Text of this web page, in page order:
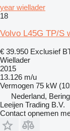
year wiellader
18
Volvo L45G TP/S
€ 39.950 Exclusief
Wiellader
2015
13.126 m/u
Vermogen 75 kW
Nederland,
Leeijen Trading B.V.
Contact opnemen